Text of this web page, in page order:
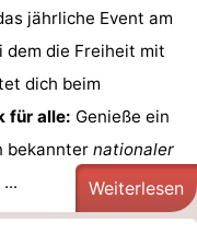
jährliche Event am
dem die Freiheit mit
dich beim
für alle: Genieße ein
bekannter nationaler
Weiterlesen